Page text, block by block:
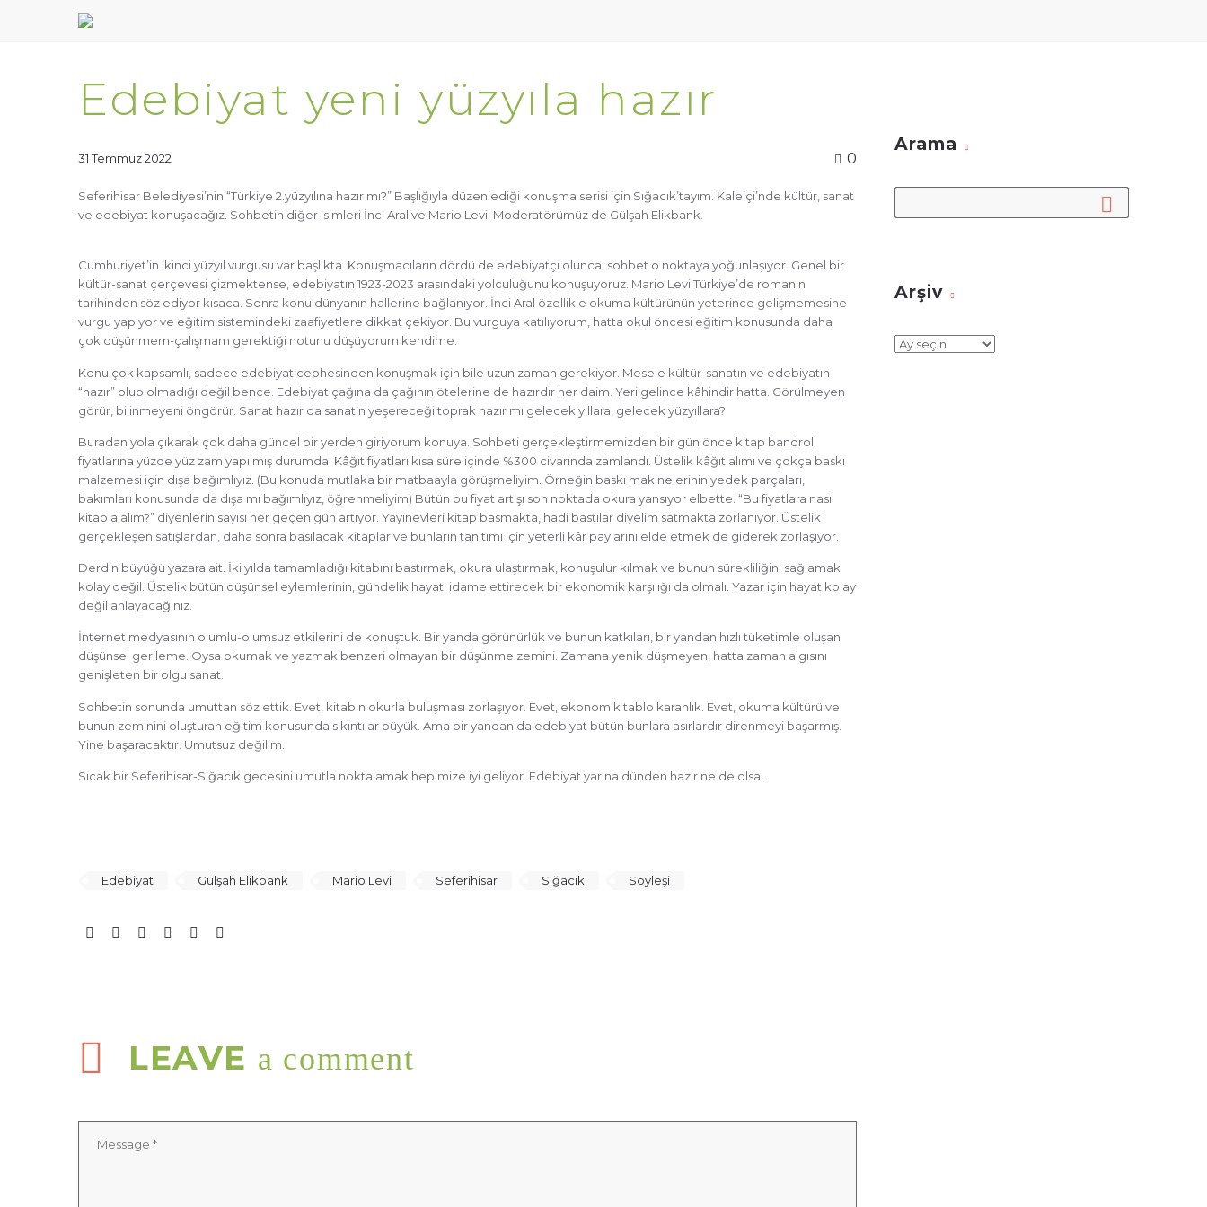
Edebiyat yeni yüzyıla hazır
0
31 Temmuz 2022
Seferihisar Belediyesi’nin “Türkiye 2.yüzyılına hazır mı?” Başlığıyla düzenlediği konuşma serisi için Sığacık’tayım. Kaleiçi’nde kültür, sanat
ve edebiyat konuşacağız. Sohbetin diğer isimleri İnci Aral ve Mario Levi. Moderatörümüz de Gülşah Elikbank.
Cumhuriyet’in ikinci yüzyıl vurgusu var başlıkta. Konuşmacıların dördü de edebiyatçı olunca, sohbet o noktaya yoğunlaşıyor. Genel bir
kültür-sanat çerçevesi çizmektense, edebiyatın 1923-2023 arasındaki yolculuğunu konuşuyoruz. Mario Levi Türkiye’de romanın
tarihinden söz ediyor kısaca. Sonra konu dünyanın hallerine bağlanıyor. İnci Aral özellikle okuma kültürünün yeterince gelişmemesine
vurgu yapıyor ve eğitim sistemindeki zaafiyetlere dikkat çekiyor. Bu vurguya katılıyorum, hatta okul öncesi eğitim konusunda daha
çok düşünmem-çalışmam gerektiği notunu düşüyorum kendime.
Konu çok kapsamlı, sadece edebiyat cephesinden konuşmak için bile uzun zaman gerekiyor. Mesele kültür-sanatın ve edebiyatın
“hazır” olup olmadığı değil bence. Edebiyat çağına da çağının ötelerine de hazırdır her daim. Yeri gelince kâhindir hatta. Görülmeyen
görür, bilinmeyeni öngörür. Sanat hazır da sanatın yeşereceği toprak hazır mı gelecek yıllara, gelecek yüzyıllara?
Buradan yola çıkarak çok daha güncel bir yerden giriyorum konuya. Sohbeti gerçekleştirmemizden bir gün önce kitap bandrol
fiyatlarına yüzde yüz zam yapılmış durumda. Kâğıt fiyatları kısa süre içinde %300 civarında zamlandı. Üstelik kâğıt alımı ve çokça baskı
malzemesi için dışa bağımlıyız. (Bu konuda mutlaka bir matbaayla görüşmeliyim. Örneğin baskı makinelerinin yedek parçaları,
bakımları konusunda da dışa mı bağımlıyız, öğrenmeliyim) Bütün bu fiyat artışı son noktada okura yansıyor elbette. “Bu fiyatlara nasıl
kitap alalım?” diyenlerin sayısı her geçen gün artıyor. Yayınevleri kitap basmakta, hadi bastılar diyelim satmakta zorlanıyor. Üstelik
gerçekleşen satışlardan, daha sonra basılacak kitaplar ve bunların tanıtımı için yeterli kâr paylarını elde etmek de giderek zorlaşıyor.
Derdin büyüğü yazara ait. İki yılda tamamladığı kitabını bastırmak, okura ulaştırmak, konuşulur kılmak ve bunun sürekliliğini sağlamak
kolay değil. Üstelik bütün düşünsel eylemlerinin, gündelik hayatı idame ettirecek bir ekonomik karşılığı da olmalı. Yazar için hayat kolay
değil anlayacağınız.
İnternet medyasının olumlu-olumsuz etkilerini de konuştuk. Bir yanda görünürlük ve bunun katkıları, bir yandan hızlı tüketimle oluşan
düşünsel gerileme. Oysa okumak ve yazmak benzeri olmayan bir düşünme zemini. Zamana yenik düşmeyen, hatta zaman algısını
genişleten bir olgu sanat.
Sohbetin sonunda umuttan söz ettik. Evet, kitabın okurla buluşması zorlaşıyor. Evet, ekonomik tablo karanlık. Evet, okuma kültürü ve
bunun zeminini oluşturan eğitim konusunda sıkıntılar büyük. Ama bir yandan da edebiyat bütün bunlara asırlardır direnmeyi başarmış.
Yine başaracaktır. Umutsuz değilim.
Sıcak bir Seferihisar-Sığacık gecesini umutla noktalamak hepimize iyi geliyor. Edebiyat yarına dünden hazır ne de olsa…
Edebiyat Gülşah Elikbank Mario Levi Seferihisar Sığacık Söyleşi
LEAVE a comment
Arama
Arşiv
Arşiv